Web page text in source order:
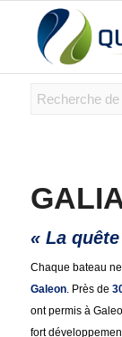
« La
Chaque bateau
Galeon. Près de
ont permis à
fort